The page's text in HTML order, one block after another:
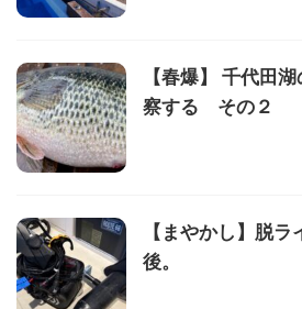
【春爆】 千代田
察する その２
【まやかし】脱
後。